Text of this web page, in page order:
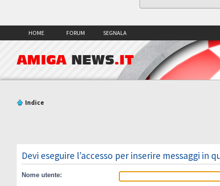
HOME FORUM SEGNALA
AMIGA NEWS.IT
Indice
Devi eseguire l’accesso per inserire messaggi in
Nome utente: